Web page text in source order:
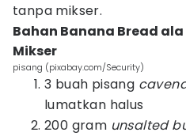
tanpa mikser.
Bahan Banana Bread ala
Mikser
pisang (pixabay.com/Security)
3 buah pisang
lumatkan halus
200 gram unsalted